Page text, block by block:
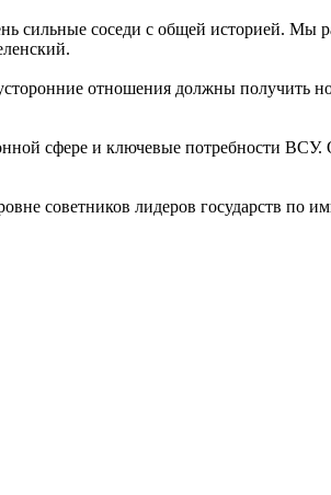
соседи с общей историей. Мы
отношения должны получить
сфере и ключевые потребности
советников лидеров государств